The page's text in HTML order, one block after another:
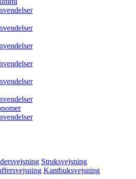
Struksvejsning
Kantbuksvejsning